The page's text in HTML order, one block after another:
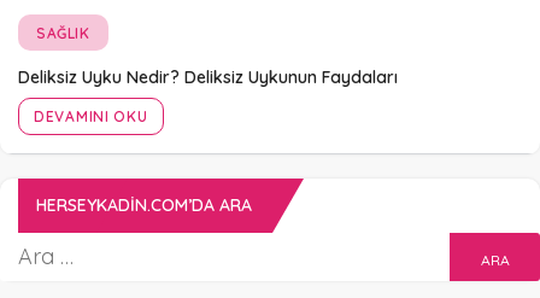
SAĞLIK
Deliksiz Uyku Nedir? Deliksiz Uykunun Faydaları
DEVAMINI OKU
HERSEYKADIN.COM’DA ARA